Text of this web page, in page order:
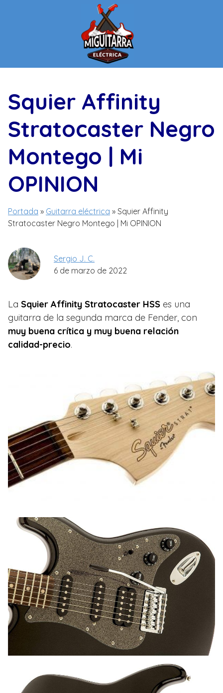
Squier Affinity
Stratocaster Negro
Montego | Mi
OPINION
Portada » Guitarra eléctrica » Squier Affinity
Stratocaster Negro Montego | Mi OPINION
Sergio J. C.
6 de marzo de 2022
La Squier Affinity Stratocaster HSS es una
guitarra de la segunda marca de Fender, con
muy buena crítica y muy buena relación
calidad-precio.